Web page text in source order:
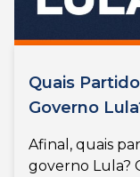
Quais
Governo
Afinal, quais
governo Lula?